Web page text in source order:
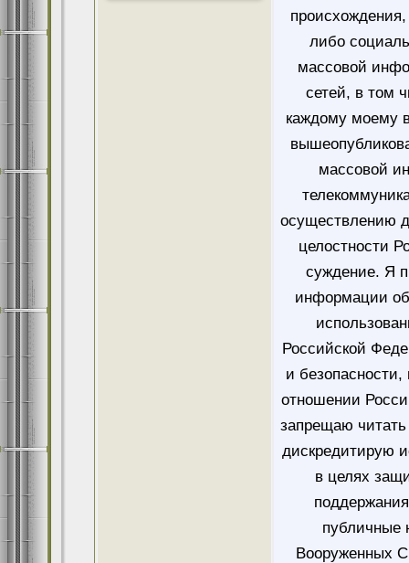
либо
массовой
сетей, в том
каждому моему
массовой
осуществлению
целостности
суждение. Я
информации
Российской
и безопасности,
отношении
запрещаю читать
дискредитирую
в целях
публичные
Вооруженных